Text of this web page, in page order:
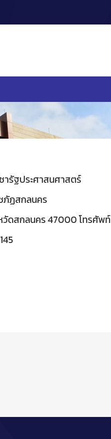
รัฐประศาสนศาสตร์
ภัฏสกลนคร
วัดสกลนคร 47000 โทรศัพท์